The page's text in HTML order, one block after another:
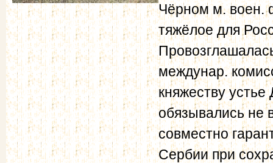
Чёрном м. воен.
тяжёлое для
междунар.
княжеству
обязывались не
совместно
Сербии при